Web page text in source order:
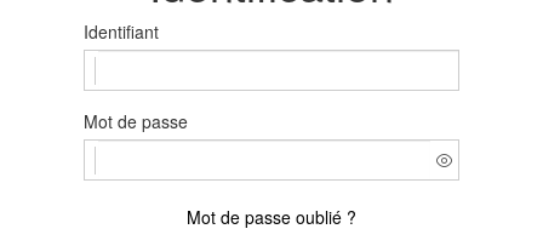
Identifiant
Mot de passe
Mot de passe oublié ?